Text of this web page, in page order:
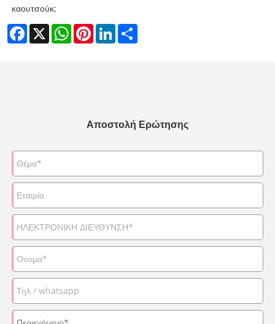
καουτσούκ;
Facebook
X WhatsAppPinterestLinkedIn
Αποστολή Ερώτησης